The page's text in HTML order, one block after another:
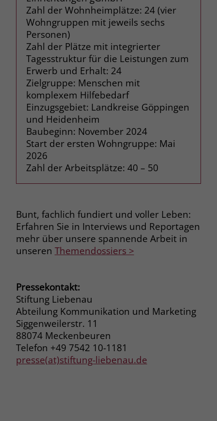
Zahl der Wohnheimplätze: 24 (vier
Wohngruppen mit jeweils sechs
Personen)
Zahl der Plätze mit integrierter
Tagesstruktur für die Leistungen zum
Erwerb und Erhalt: 24
Zielgruppe: Menschen mit
komplexem Hilfebedarf
Einzugsgebiet: Landkreise Göppingen
und Heidenheim
Baubeginn: November 2024
Start der ersten Wohngruppe: Mai
2026
Zahl der Arbeitsplätze: 40 – 50
Bunt, fachlich fundiert und voller Leben:
Erfahren Sie in Interviews und Reportagen
mehr über unsere spannende Arbeit in
unseren Themendossiers >
Pressekontakt:
Stiftung Liebenau
Abteilung Kommunikation und Marketing
Siggenweilerstr. 11
88074 Meckenbeuren
Telefon +49 7542 10-1181
presse(at)stiftung-liebenau.de